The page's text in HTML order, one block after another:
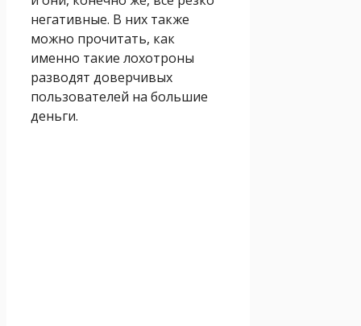
негативные. В них также
можно прочитать, как
именно такие лохотроны
разводят доверчивых
пользователей на большие
деньги.